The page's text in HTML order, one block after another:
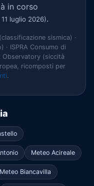
in corso
luglio 2026).
sismica) ·
· ISPRA Consumo di
Observatory (siccità
ricomposti per
.
Meteo Acireale
Meteo Biancavilla